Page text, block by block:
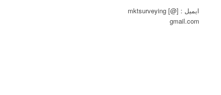
ایمیل : mktsurveying [@]
gmail.com